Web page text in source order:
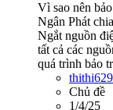
Vì sao nên
Ngân Phát
Ngắt nguồn
tất cả các
quá trình bảo
Chủ đề
1/4/25